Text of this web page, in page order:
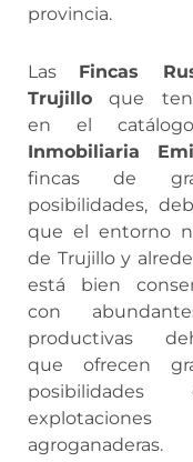
provincia.
Las Fincas
Trujillo que
en el
Inmobiliaria Emi
fincas de
posibilidades,
que el entorno
de Trujillo y
está bien
con
productivas
que ofrecen
posibilidades
explotaciones
agroganaderas.